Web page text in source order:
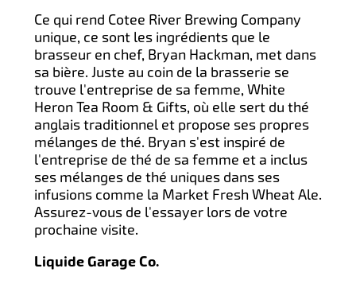
Ce qui rend Cotee River Brewing Company
unique, ce sont les ingrédients que le
brasseur en chef, Bryan Hackman, met dans
sa bière. Juste au coin de la brasserie se
trouve l'entreprise de sa femme, White
Heron Tea Room & Gifts, où elle sert du thé
anglais traditionnel et propose ses propres
mélanges de thé. Bryan s'est inspiré de
l'entreprise de thé de sa femme et a inclus
ses mélanges de thé uniques dans ses
infusions comme la Market Fresh Wheat Ale.
Assurez-vous de l'essayer lors de votre
prochaine visite.
Liquide Garage Co.